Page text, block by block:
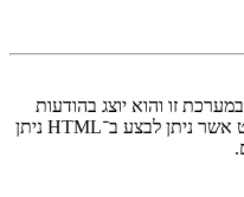
לא. אין אפשרות לשלוח HTML במערכת זו והוא יוצג בהודעות
בתור HTML. רוב עיצובי הטקסט אשר ניתן לבצע ב־HTML ניתן